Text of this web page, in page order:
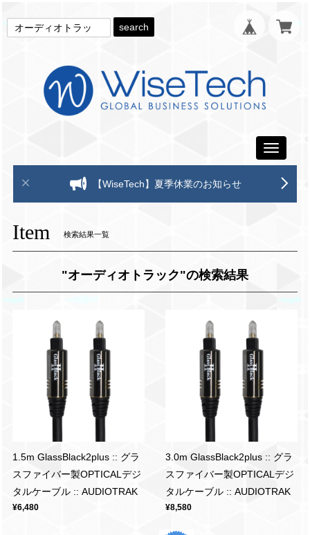
search
Toggle
【WiseTech】夏季休業のお知らせ
Item 検索結果一覧
"オーディオトラック"の検索結果
1.5m GlassBlack2plus :: グラ
スファイバー製OPTICALデジ
タルケーブル :: AUDIOTRAK
¥6,480
3.0m GlassBlack2plus :: グラ
スファイバー製OPTICALデジ
タルケーブル :: AUDIOTRAK
¥8,580